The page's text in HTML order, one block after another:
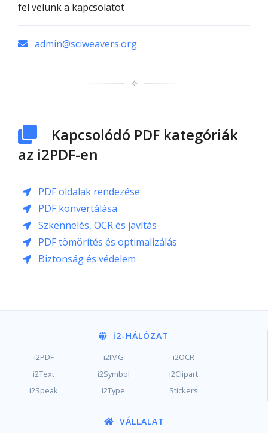
fel velünk a kapcsolatot
admin@sciweavers.org
✧
Kapcsolódó PDF kategóriák
az i2PDF-en
PDF oldalak rendezése
PDF konvertálása
Szkennelés, OCR és javítás
PDF tömörítés és optimalizálás
Biztonság és védelem
i2-HÁLÓZAT
i2PDF i2IMG
i2OCR
i2Text
i2Symbol
i2Clipart
i2Speak
i2Type Stickers
VÁLLALAT